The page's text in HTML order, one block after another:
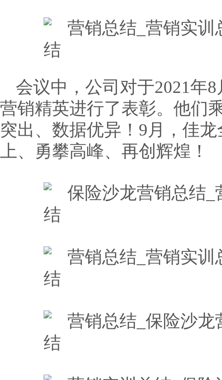
会议中，公司对于2021年
营销精英进行了表彰。他们
突出、数据优异！9月，佳
上、勇攀高峰、再创辉煌！